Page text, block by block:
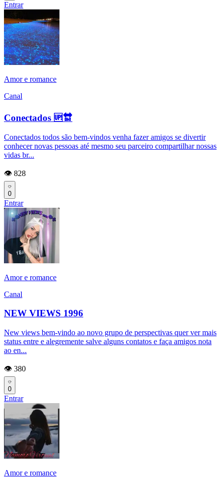
Entrar
Amor e romance
Canal
Conectados 🆙🔛
Conectados todos são bem-vindos venha fazer amigos se divertir
conhecer novas pessoas até mesmo seu parceiro compartilhar nossas
vidas br...
👁️ 828
0
Entrar
Amor e romance
Canal
NEW VIEWS 1996
New views bem-vindo ao novo grupo de perspectivas quer ver mais
status entre e alegremente salve alguns contatos e faça amigos nota
ao en...
👁️ 380
0
Entrar
Amor e romance